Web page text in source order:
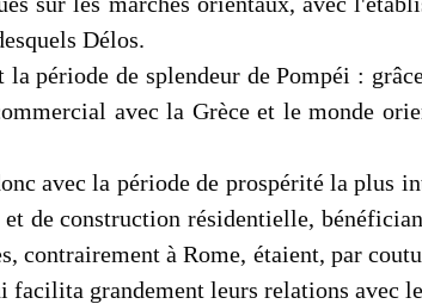
Délos.
la période de splendeur de Pompéi :
avec la Grèce et le monde
avec la période de prospérité la plus
de construction résidentielle,
contrairement à Rome, étaient, par
grandement leurs relations avec